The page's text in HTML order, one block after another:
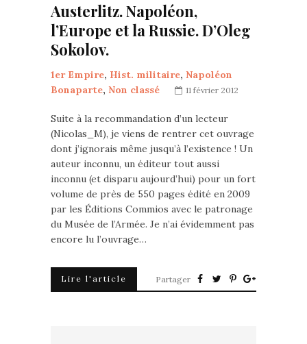
Austerlitz. Napoléon,
l’Europe et la Russie. D’Oleg
Sokolov.
1er Empire, Hist. militaire, Napoléon
Bonaparte, Non classé 11 février 2012
Suite à la recommandation d’un lecteur
(Nicolas_M), je viens de rentrer cet ouvrage
dont j’ignorais même jusqu’à l’existence ! Un
auteur inconnu, un éditeur tout aussi
inconnu (et disparu aujourd’hui) pour un fort
volume de près de 550 pages édité en 2009
par les Éditions Commios avec le patronage
du Musée de l’Armée. Je n’ai évidemment pas
encore lu l’ouvrage…
Lire l'article Partager